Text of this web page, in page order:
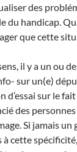
des
du handicap.
que cette
il y a un ou
sur un(e)
d’essai sur le
des
Si jamais
à cette